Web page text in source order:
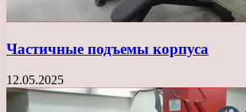
Частичные подъемы корпуса
12.05.2025